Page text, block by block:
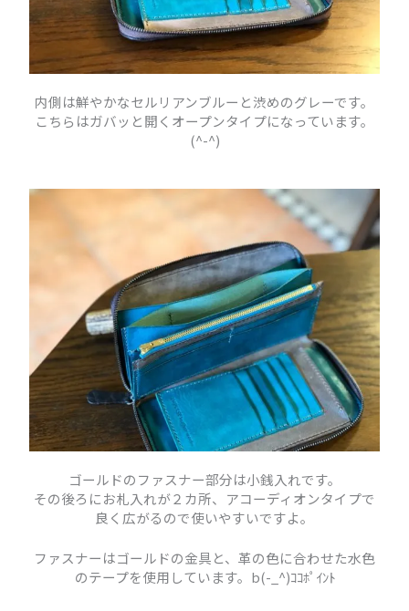
内側は鮮やかなセルリアンブルーと渋めのグレーです。
こちらはガバッと開くオープンタイプになっています。
(^-^)
ゴールドのファスナー部分は小銭入れです。
その後ろにお札入れが２カ所、アコーディオンタイプで
良く広がるので使いやすいですよ。
ファスナーはゴールドの金具と、革の色に合わせた水色
のテープを使用しています。b(-_^)ｺｺﾎﾟｲﾝﾄ